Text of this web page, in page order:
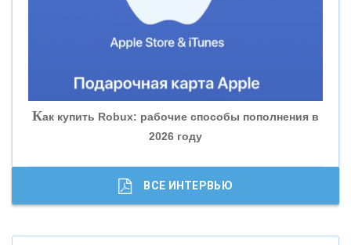
«БАНК ГЛОБЭКС»
«СОВКОМБАНК»
«ГАЗПРОМБАНК»
«МОСКОВСКИЙ КРЕДИТНЫЙ БАНК»
Как купить Robux: рабочие способы пополнения в
2026 году
ВСЕ ИНТЕРВЬЮ